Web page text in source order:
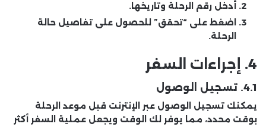
أدخل رقم الرحلة وتاريخها.
اضغط على “تحقق” للحصول على تفاصيل حالة
الرحلة.
4. إجراءات السفر
4.1. تسجيل الوصول
يمكنك تسجيل الوصول عبر الإنترنت قبل موعد الرحلة
بوقت محدد، مما يوفر لك الوقت ويجعل عملية السفر أكثر